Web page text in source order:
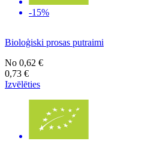
-15%
Bioloģiski prosas putraimi
No 0,62 €
0,73 €
Izvēlēties